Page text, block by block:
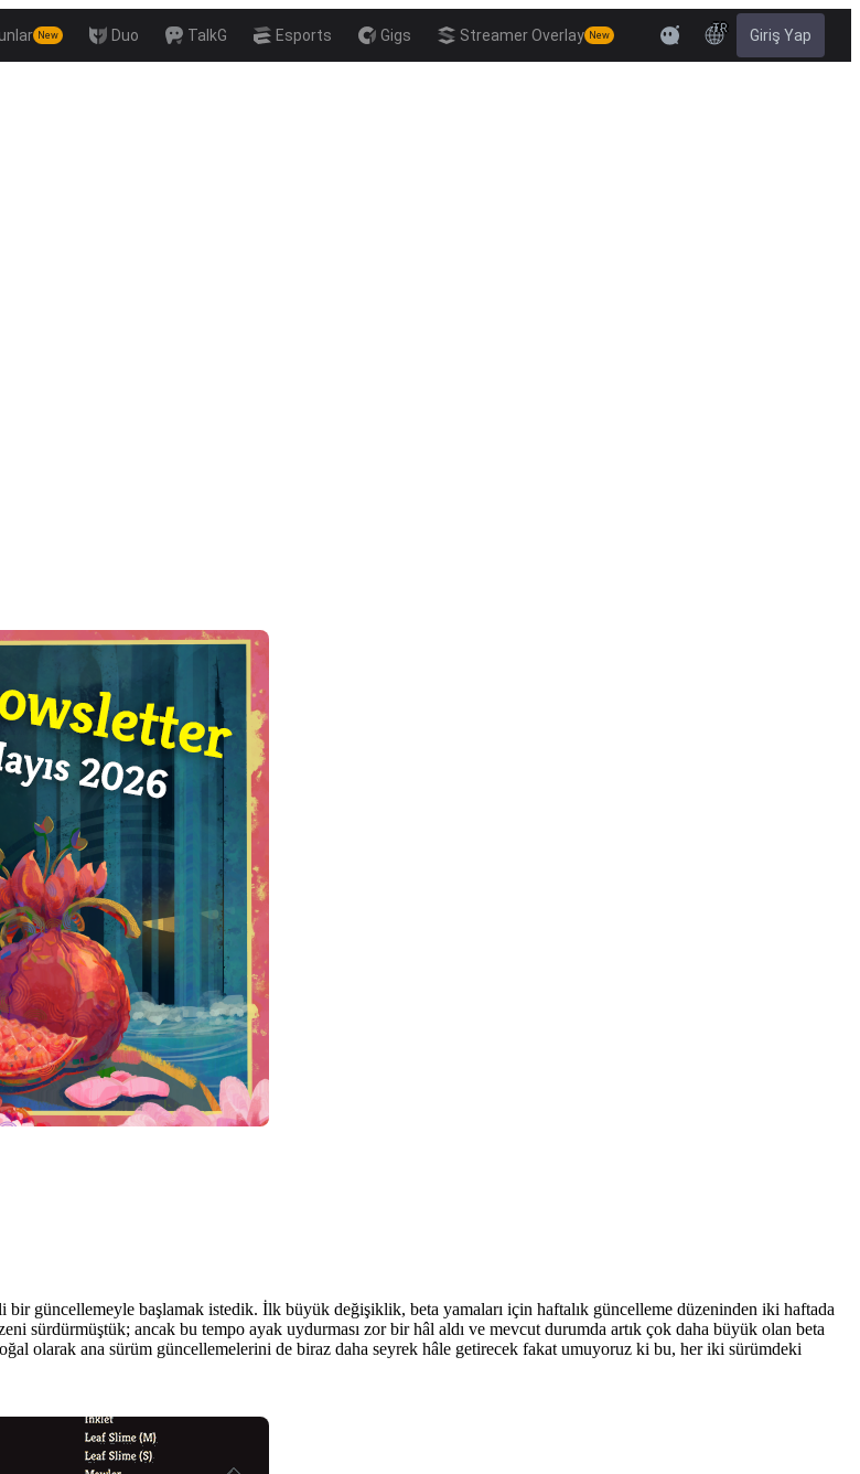
New Duo TalkG Esports Gigs Streamer Overlay New
TR Giriş Yap
güncellemeyle başlamak istedik. İlk büyük değişiklik, beta yamaları için haftalık güncelleme düzeninden iki haftada
sürdürmüştük; ancak bu tempo ayak uydurması zor bir hâl aldı ve mevcut durumda artık çok daha büyük olan beta
olarak ana sürüm güncellemelerini de biraz daha seyrek hâle getirecek fakat umuyoruz ki bu, her iki sürümdeki